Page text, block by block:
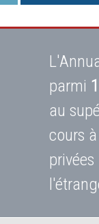
parmi
au
cours